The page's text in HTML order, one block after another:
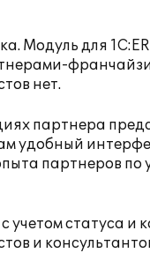
Модуль для
нет.
партнера
удобный
партнеров
учетом статуса
и